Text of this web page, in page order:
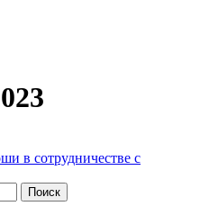
в сотрудничестве с